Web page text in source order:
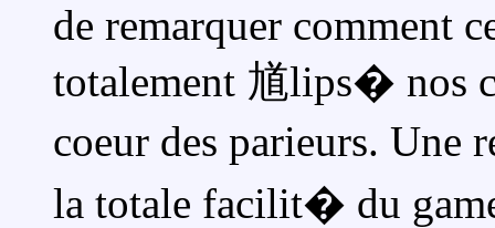
de remarquer comment
totalement 馗lips� nos
coeur des parieurs. Une
la totale facilit� du